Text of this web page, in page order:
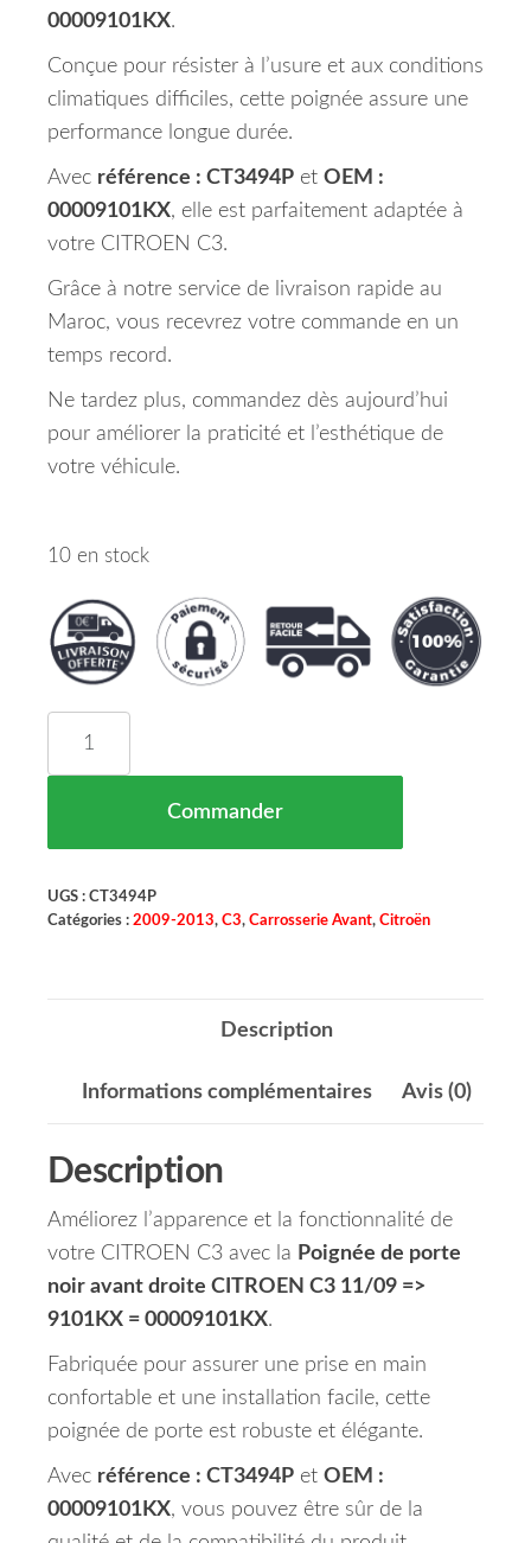
00009101KX.
Conçue pour résister à l’usure et aux conditions
climatiques difficiles, cette poignée assure une
performance longue durée.
Avec référence : CT3494P et OEM :
00009101KX, elle est parfaitement adaptée à
votre CITROEN C3.
Grâce à notre service de livraison rapide au
Maroc, vous recevrez votre commande en un
temps record.
Ne tardez plus, commandez dès aujourd’hui
pour améliorer la praticité et l’esthétique de
votre véhicule.
10 en stock
Commander
UGS : CT3494P
Catégories : 2009-2013, C3, Carrosserie Avant, Citroën
Description
Informations complémentaires Avis (0)
Description
Améliorez l’apparence et la fonctionnalité de
votre CITROEN C3 avec la Poignée de porte
noir avant droite CITROEN C3 11/09 =>
9101KX = 00009101KX.
Fabriquée pour assurer une prise en main
confortable et une installation facile, cette
poignée de porte est robuste et élégante.
Avec référence : CT3494P et OEM :
00009101KX, vous pouvez être sûr de la